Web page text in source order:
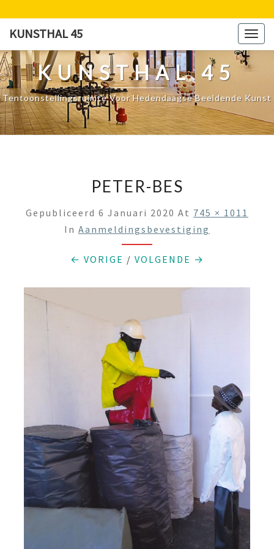
content
KUNSTHAL 45
KUNSTHAL 45
Tentoonstellingsruimte Voor Hedendaagse Beeldende Kunst
PETER-BES
Gepubliceerd 6 Januari 2020 At 745 × 1011
In Aanmeldingsbevestiging
← VORIGE / VOLGENDE →